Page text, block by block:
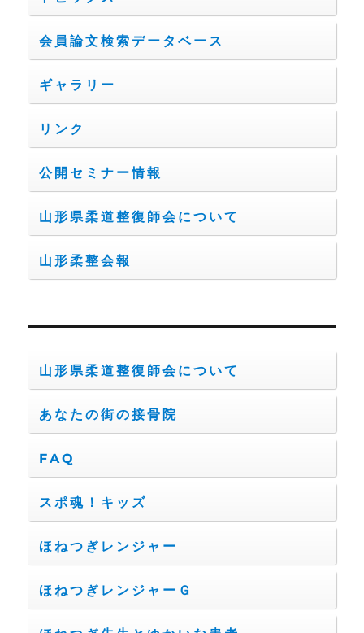
会員論文検索データベース
ギャラリー
リンク
公開セミナー情報
山形県柔道整復師会について
山形柔整会報
山形県柔道整復師会について
あなたの街の接骨院
FAQ
スポ魂！キッズ
ほねつぎレンジャー
ほねつぎレンジャーＧ